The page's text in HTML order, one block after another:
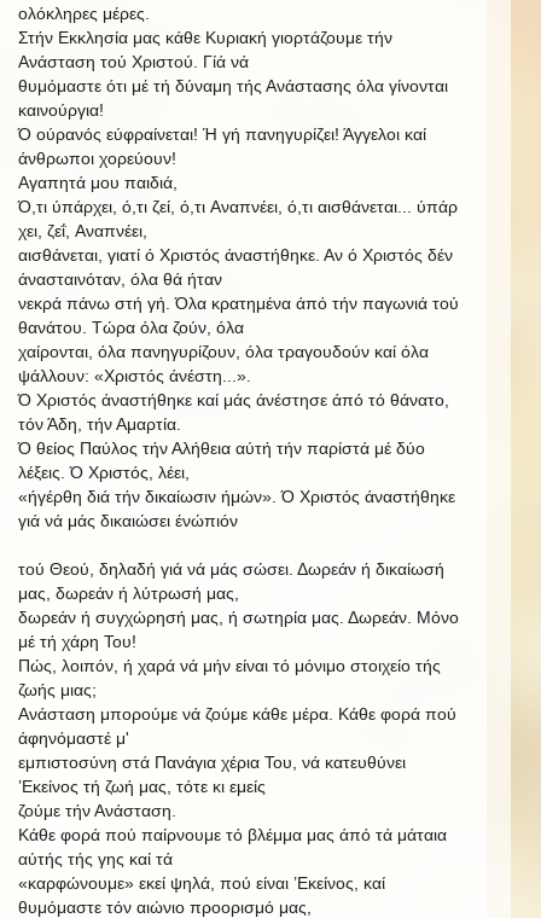
ολόκληρες μέρες.
Στήν Εκκλησία μας κάθε Κυριακή γιορτάζουμε τήν
Ανάσταση τού Χριστού. Γίά νά
θυμόμαστε ότι μέ τή δύναμη τής Ανάστασης όλα γίνονται
καινούργια!
Ό ούρανός εύφραίνεται! Ή γή πανηγυρίζει! Άγγελοι καί
άνθρωποι χορεύουν!
Αγαπητά μου παιδιά,
Ό,τι ύπάρχει, ό,τι ζεί, ό,τι Αναπνέει, ό,τι αισθάνεται...
ύπάρ
χει, ζεΐ, Αναπνέει,
αισθάνεται, γιατί ό Χριστός άναστήθηκε. Αν ό Χριστός δέν
άνασταινόταν, όλα θά ήταν
νεκρά πάνω στή γή. Όλα κρατημένα άπό τήν παγωνιά τού
θανάτου. Τώρα όλα ζούν, όλα
χαίρονται, όλα πανηγυρίζουν, όλα τραγουδούν καί όλα
ψάλλουν: «Χριστός άνέστη...».
Ό Χριστός άναστήθηκε καί μάς άνέστησε άπό τό θάνατο,
τόν Άδη, τήν Αμαρτία.
Ό θείος Παύλος τήν Αλήθεια αύτή τήν παρίστά μέ δύο
λέξεις. Ό Χριστός, λέει,
«ήγέρθη διά τήν δικαίωσιν ήμών». Ό Χριστός άναστήθηκε
γιά νά μάς δικαιώσει ένώπιόν
τού Θεού, δηλαδή γιά νά μάς σώσει. Δωρεάν ή δικαίωσή
μας, δωρεάν ή λύτρωσή μας,
δωρεάν ή συγχώρησή μας, ή σωτηρία μας. Δωρεάν. Μόνο
μέ τή χάρη Του!
Πώς, λοιπόν, ή χαρά νά μήν είναι τό μόνιμο στοιχείο τής
ζωής μιας;
Ανάσταση μπορούμε νά ζούμε κάθε μέρα. Κάθε φορά πού
άφηνόμαστέ μ'
εμπιστοσύνη στά Πανάγια χέρια Του, νά κατευθύνει
’Εκείνος τή ζωή μας, τότε κι εμείς
ζούμε τήν Ανάσταση.
Κάθε φορά πού παίρνουμε τό βλέμμα μας άπό τά μάταια
αύτής τής γης καί τά
«καρφώνουμε» εκεί ψηλά, πού είναι ’Εκείνος, καί
θυμόμαστε τόν αιώνιο προορισμό μας,